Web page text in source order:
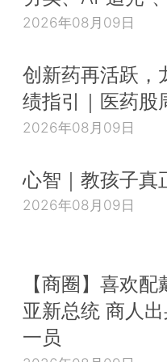
2026年08月09日
创新药再活跃，
绩指引｜医药股
2026年08月09日
心智｜教孩子真
2026年08月09日
【商圈】喜欢
亚新总统 商人
一员